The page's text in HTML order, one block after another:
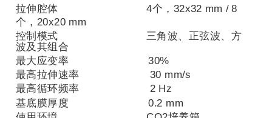
拉伸腔体 4个， 32x32 mm / 8
个， 20x20 mm
控制模式 三角波、正弦波、方
波及其组合
最大应变率 30%
最高拉伸速率 30 mm/s
最高循环频率
2 Hz
基底膜厚度 0.2 mm